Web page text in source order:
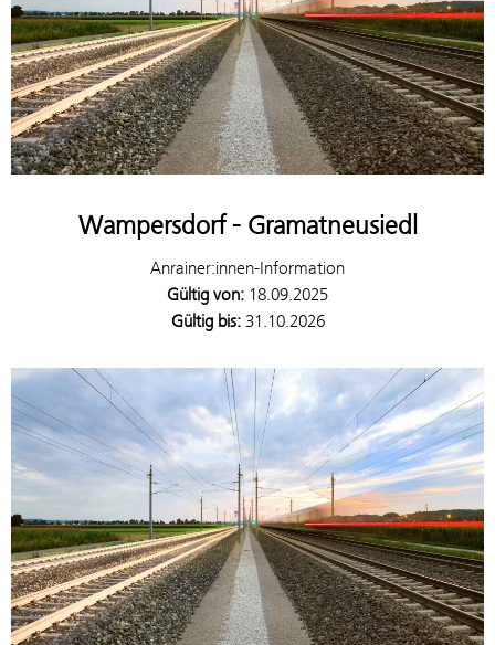
Wampersdorf - Gramatneusiedl
Anrainer:innen-Information
Gültig von: 18.09.2025
Gültig bis:31.10.2026